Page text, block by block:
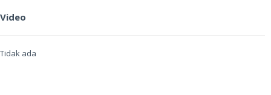
Video
Tidak ada